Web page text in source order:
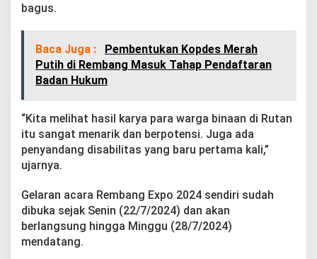
m
a
a
n
R
e
m
n
g
x
bagus.
Baca Juga :
Pembentukan Kopdes Merah
Putih di Rembang Masuk Tahap Pendaftaran
Badan Hukum
“Kita melihat hasil karya para warga binaan di Rutan
itu sangat menarik dan berpotensi. Juga ada
penyandang disabilitas yang baru pertama kali,”
ujarnya.
Gelaran acara Rembang Expo 2024 sendiri sudah
dibuka sejak Senin (22/7/2024) dan akan
berlangsung hingga Minggu (28/7/2024)
mendatang.